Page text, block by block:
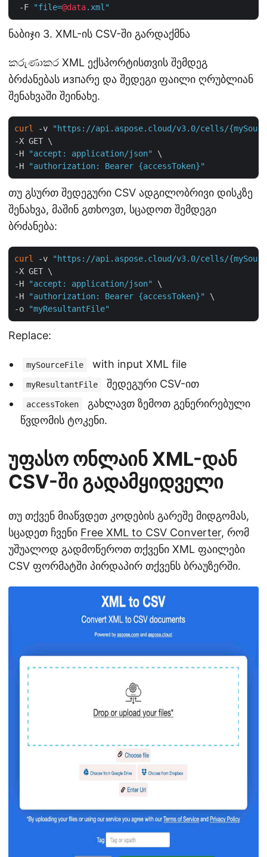
-F
"file=@data.xml"
ნაბიჯი 3. XML-ის CSV-ში გარდაქმნა
කරුණාකර XML ექსპორტისთვის შემდეგ
ბრძანებას изпარე და შედეგი ფაილი ღრუბლიან
შენახვაში შეინახე.
curl -v
"https://api.aspose.cloud/v3.0/cells/
-X GET \
-H
"accept: application/json"
\
-H
"authorization: Bearer {accessToken}"
თუ გსურთ შედეგური CSV ადგილობრივი დისკზე
შენახვა, მაშინ გთხოვთ, სცადოთ შემდეგი
ბრძანება:
curl -v
"https://api.aspose.cloud/v3.0/cells/
-X GET \
-H
"accept: application/json"
\
-H
"authorization: Bearer {accessToken}"
\
-o
"myResultantFile"
Replace:
mySourceFile with input XML file
myResultantFile შედეგური CSV-ით
accessToken
გახლავთ ზემოთ გენერირებული
წვდომის ტოკენი.
უფასო ონლაინ XML-დან
CSV-ში გადამყიდველი
თუ თქვენ მიაწვდეთ კოდების გარეშე მიდგომას,
სცადეთ ჩვენი Free XML to CSV Converter, რომ
უშუალოდ გადმოწეროთ თქვენი XML ფაილები
CSV ფორმატში პირდაპირ თქვენს ბრაუზერში.